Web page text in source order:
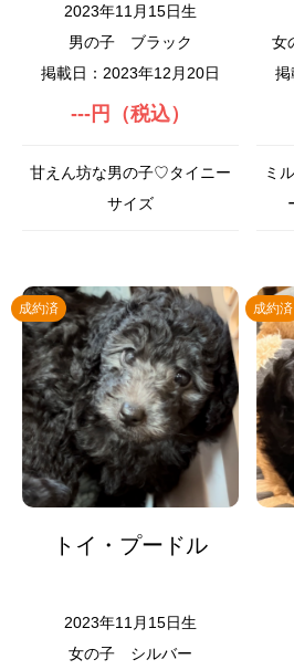
2023年11月15日生
男の子
ブラック
掲載日：2023年12月20日
---円（税込）
甘えん坊な男の子♡タイニー
サイズ
女
掲
ミ
成約済
トイ・プードル
2023年11月15日生
女の子
シルバー
成約済